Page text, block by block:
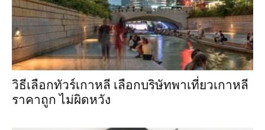
วิธีเลือกทัวร์เกาหลี เลือกบริษัทพาเที่ยวเกาหลี
ราคาถูก ไม่ผิดหวัง